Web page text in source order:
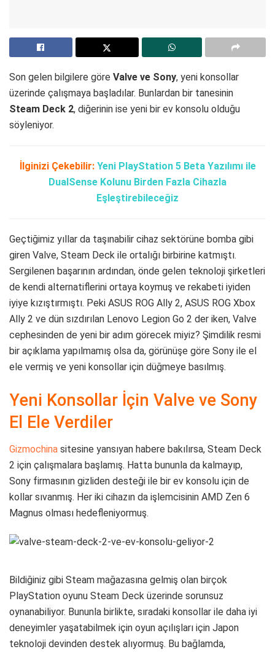
Son gelen bilgilere göre Valve ve Sony, yeni konsollar
üzerinde çalışmaya başladılar. Bunlardan bir tanesinin
Steam Deck 2, diğerinin ise yeni bir ev konsolu olduğu
söyleniyor.
İlginizi Çekebilir: Yeni PlayStation 5 Beta Yazılımı ile
DualSense Kolunu Birden Fazla Cihazla
Eşleştirebileceğiz
Geçtiğimiz yıllar da taşınabilir cihaz sektörüne bomba gibi
giren Valve, Steam Deck ile ortalığı birbirine katmıştı.
Sergilenen başarının ardından, önde gelen teknoloji şirketleri
de kendi alternatiflerini ortaya koymuş ve rekabeti iyiden
iyiye kızıştırmıştı. Peki ASUS ROG Ally 2, ASUS ROG Xbox
Ally 2 ve dün sızdırılan Lenovo Legion Go 2 der iken, Valve
cephesinden de yeni bir adım görecek miyiz? Şimdilik resmi
bir açıklama yapılmamış olsa da, görünüşe göre Sony ile el
ele vermiş ve yeni konsollar için düğmeye basılmış.
Yeni Konsollar İçin Valve ve Sony
El Ele Verdiler
Gizmochina sitesine yansıyan habere bakılırsa, Steam Deck
2 için çalışmalara başlamış. Hatta bununla da kalmayıp,
Sony firmasının gizliden desteği ile bir ev konsolu için de
kollar sıvanmış. Her iki cihazın da işlemcisinin AMD Zen 6
Magnus olması hedefleniyormuş.
Bildiğiniz gibi Steam mağazasına gelmiş olan birçok
PlayStation oyunu Steam Deck üzerinde sorunsuz
oynanabiliyor. Bununla birlikte, sıradaki konsollar ile daha iyi
deneyimler yaşatabilmek için oyun açılışları için Japon
teknoloji devinden destek alıyormuş. Bu bağlamda,